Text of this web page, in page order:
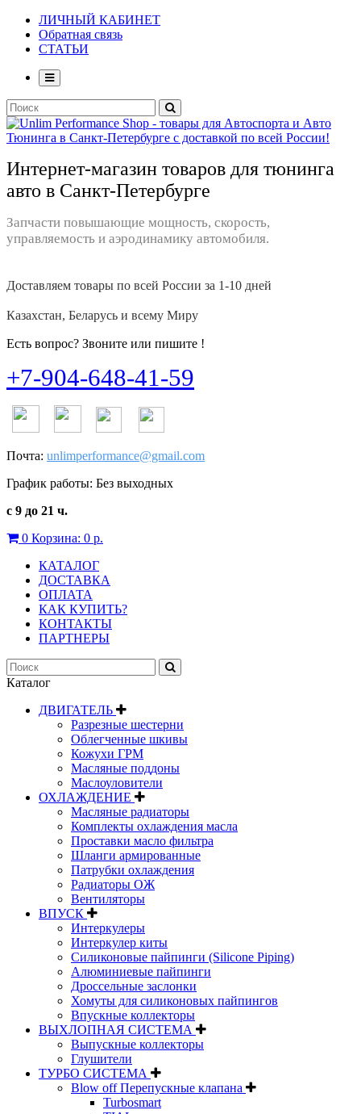
ЛИЧНЫЙ КАБИНЕТ
Обратная связь
СТАТЬИ
Интернет-магазин товаров для тюнинга
авто в Санкт-Петербурге
Запчасти повышающие мощность, скорость,
управляемость и аэродинамику автомобиля.
Доставляем товары по всей России за 1-10 дней
Казахстан, Беларусь и всему Миру
Есть вопрос? Звоните или пишите !
+7-904-648-41-59
Почта: unlimperformance@gmail.com
График работы: Без выходных
с 9 до 21 ч.
0 Корзина: 0 р.
КАТАЛОГ
ДОСТАВКА
ОПЛАТА
КАК КУПИТЬ?
КОНТАКТЫ
ПАРТНЕРЫ
Каталог
ДВИГАТЕЛЬ
Разрезные шестерни
Облегченные шкивы
Кожухи ГРМ
Масляные поддоны
Маслоуловители
ОХЛАЖДЕНИЕ
Масляные радиаторы
Комплекты охлаждения масла
Проставки масло фильтра
Шланги армированные
Патрубки охлаждения
Радиаторы ОЖ
Вентиляторы
ВПУСК
Интеркулеры
Интеркулер киты
Силиконовые пайпинги (Silicone Piping)
Алюминиевые пайпинги
Дроссельные заслонки
Хомуты для силиконовых пайпингов
Впускные коллекторы
ВЫХЛОПНАЯ СИСТЕМА
Выпускные коллекторы
Глушители
ТУРБО СИСТЕМА
Blow off Перепускные клапана
Turbosmart